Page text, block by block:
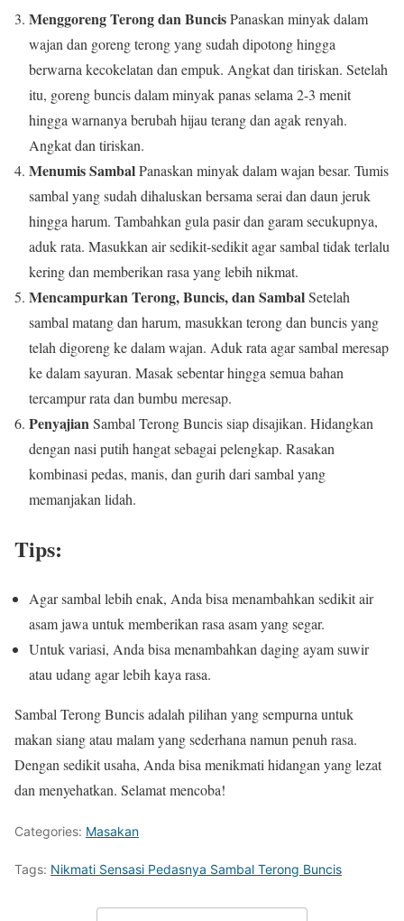
Menggoreng Terong dan BuncisPanaskan minyak dalam
wajan dan goreng terong yang sudah dipotong hingga
berwarna kecokelatan dan empuk. Angkat dan tiriskan. Setelah
itu, goreng buncis dalam minyak panas selama 2-3 menit
hingga warnanya berubah hijau terang dan agak renyah.
Angkat dan tiriskan.
Menumis SambalPanaskan minyak dalam wajan besar. Tumis
sambal yang sudah dihaluskan bersama serai dan daun jeruk
hingga harum. Tambahkan gula pasir dan garam secukupnya,
aduk rata. Masukkan air sedikit-sedikit agar sambal tidak terlalu
kering dan memberikan rasa yang lebih nikmat.
Mencampurkan Terong, Buncis, dan SambalSetelah
sambal matang dan harum, masukkan terong dan buncis yang
telah digoreng ke dalam wajan. Aduk rata agar sambal meresap
ke dalam sayuran. Masak sebentar hingga semua bahan
tercampur rata dan bumbu meresap.
PenyajianSambal Terong Buncis siap disajikan. Hidangkan
dengan nasi putih hangat sebagai pelengkap. Rasakan
kombinasi pedas, manis, dan gurih dari sambal yang
memanjakan lidah.
Tips:
Agar sambal lebih enak, Anda bisa menambahkan sedikit air
asam jawa untuk memberikan rasa asam yang segar.
Untuk variasi, Anda bisa menambahkan daging ayam suwir
atau udang agar lebih kaya rasa.
Sambal Terong Buncis adalah pilihan yang sempurna untuk
makan siang atau malam yang sederhana namun penuh rasa.
Dengan sedikit usaha, Anda bisa menikmati hidangan yang lezat
dan menyehatkan. Selamat mencoba!
Categories: Masakan
Tags: Nikmati Sensasi Pedasnya Sambal Terong Buncis